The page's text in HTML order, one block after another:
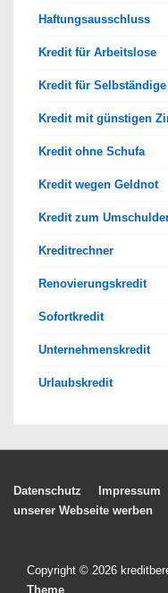
Haftungsausschluss
Kredit für Arbeitslose
Kredit für Selbständige
Kredit mit günstigen
Kredit ohne Schufa
Kredit wegen Geldnot
Kredit zum
Kreditrechner
Renovierungskredit
Sofortkredit
Unternehmenskredit
Urlaubskredit
Footer-
Datenschutz Impressum
unserer Webseite werben
Copyright © 2026
Theme